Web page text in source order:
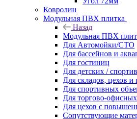
Ковролин
Модульная ПВХ плитка
Назад
Модульная ПВХ
Для Автомойки/СТО
Для бассейнов и
Для гостиниц
Для детских /
Для складов, цехов и
Для спортивных
Для торгово-
Для цехов с
Сопутствующие